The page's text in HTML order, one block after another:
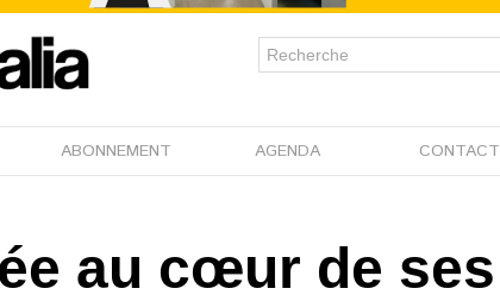
ABONNEMENT AGENDA CONTACT
au cœur de ses